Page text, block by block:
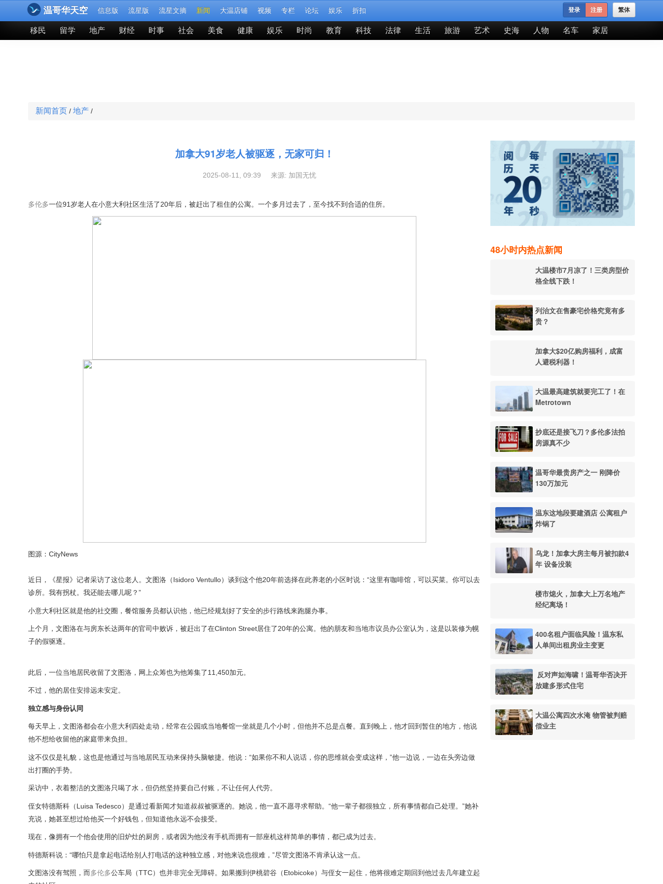
温哥华天空 信息版 流星版 流星文摘 新闻 大温店铺 视频 专栏 论坛 娱乐 折扣 繁体
登录 注册
移民 留学 地产 财经 时事 社会 美食 健康 娱乐 时尚 教育 科技 法律 生活 旅游 艺术 史海 人物 名车 家居
新闻首页 / 地产 /
加拿大91岁老人被驱逐，无家可归！
2025-08-11, 09:39 来源: 加国无忧
多伦多一位91岁老人在小意大利社区生活了20年后，被赶出了租住的公寓。一个多月过去了，至今找不到合适的住所。
图源：CityNews
近日，《星报》记者采访了这位老人。文图洛（Isidoro Ventullo）谈到这个他20年前选择在此养老的小区时说：“这里有咖啡馆，可以买菜。你可以去
诊所。我有拐杖。我还能去哪儿呢？”
小意大利社区就是他的社交圈，餐馆服务员都认识他，他已经规划好了安全的步行路线来跑腿办事。
上个月，文图洛在与房东长达两年的官司中败诉，被赶出了在Clinton Street居住了20年的公寓。他的朋友和当地市议员办公室认为，这是以装修为幌
子的假驱逐。
此后，一位当地居民收留了文图洛，网上众筹也为他筹集了11,450加元。
不过，他的居住安排远未安定。
独立感与身份认同
每天早上，文图洛都会在小意大利四处走动，经常在公园或当地餐馆一坐就是几个小时，但他并不总是点餐。直到晚上，他才回到暂住的地方，他说
他不想给收留他的家庭带来负担。
这不仅仅是礼貌，这也是他通过与当地居民互动来保持头脑敏捷。他说：“如果你不和人说话，你的思维就会变成这样，”他一边说，一边在头旁边做
出打圈的手势。
采访中，衣着整洁的文图洛只喝了水，但仍然坚持要自己付账，不让任何人代劳。
侄女特德斯科（Luisa Tedesco）是通过看新闻才知道叔叔被驱逐的。她说，他一直不愿寻求帮助。“他一辈子都很独立，所有事情都自己处理。”她补
充说，她甚至想过给他买一个好钱包，但知道他永远不会接受。
现在，像拥有一个他会使用的旧炉灶的厨房，或者因为他没有手机而拥有一部座机这样简单的事情，都已成为过去。
特德斯科说：“哪怕只是拿起电话给别人打电话的这种独立感，对他来说也很难，”尽管文图洛不肯承认这一点。
文图洛没有驾照，而多伦多公车局（TTC）也并非完全无障碍。如果搬到伊桃碧谷（Etobicoke）与侄女一起住，他将很难定期回到他过去几年建立起
48小时内热点新闻
大温楼市7月凉了！三类房型价
格全线下跌！
列治文在售豪宅价格究竟有多
贵？
加拿大$20亿购房福利，成富
人避税利器！
大温最高建筑就要完工了！在
Metrotown
抄底还是接飞刀？多伦多法拍
房源真不少
温哥华最贵房产之一 刚降价
130万加元
温东这地段要建酒店 公寓租户
炸锅了
乌龙！加拿大房主每月被扣款4
年 设备没装
楼市熄火，加拿大上万名地产
经纪离场！
400名租户面临风险！温东私
人单间出租房业主变更
反对声如海啸！温哥华否决开
放建多形式住宅
大温公寓四次水淹 物管被判赔
偿业主